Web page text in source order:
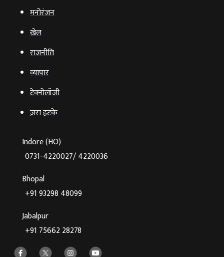
मनोरंजन
खेल
राजनीति
व्‍यापार
टेक्‍नोलॉजी
ज़रा हटके
Indore (HO)
0731-4220027/ 4220036
Bhopal
+91 93298 48099
Jabalpur
+91 75662 28278